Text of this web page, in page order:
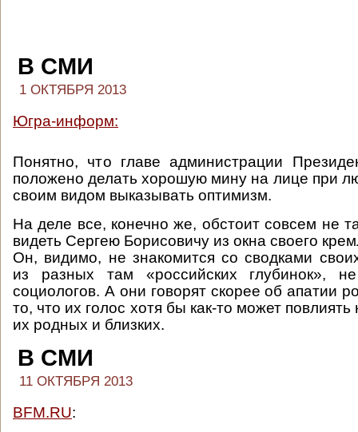
В СМИ
1 ОКТЯБРЯ 2013
Югра-информ:
Понятно, что главе администрации
положено делать хорошую мину на лице при
своим видом выказывать оптимизм.
На деле все, конечно же, обстоит совсем не
видеть Сергею Борисовичу из окна своего
Он, видимо, не знакомится со сводками
из разных там «российских глубинок»,
социологов. А они говорят скорее об апатии
то, что их голос хотя бы как-то может
их родных и близких.
В СМИ
11 ОКТЯБРЯ 2013
BFM.RU: